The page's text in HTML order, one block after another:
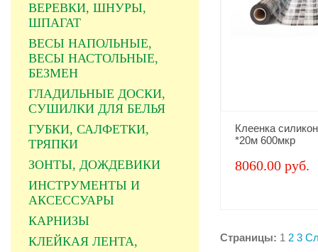
ВЕРЕВКИ, ШНУРЫ,
ШПАГАТ
ВЕСЫ НАПОЛЬНЫЕ,
ВЕСЫ НАСТОЛЬНЫЕ,
БЕЗМЕН
ГЛАДИЛЬНЫЕ ДОСКИ,
СУШИЛКИ ДЛЯ БЕЛЬЯ
ГУБКИ, САЛФЕТКИ,
ТРЯПКИ
ЗОНТЫ, ДОЖДЕВИКИ
ИНСТРУМЕНТЫ И
АКСЕССУАРЫ
КАРНИЗЫ
КЛЕЙКАЯ ЛЕНТА,
Клеенка
*20м 600мкр
8060.00 руб.
Страницы: 1 2 3